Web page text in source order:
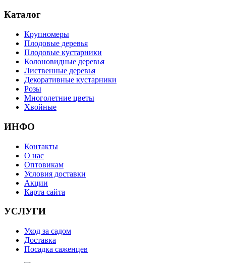
Каталог
Крупномеры
Плодовые деревья
Плодовые кустарники
Колоновидные деревья
Лиственные деревья
Декоративные кустарники
Розы
Многолетние цветы
Хвойные
ИНФО
Контакты
О нас
Оптовикам
Условия доставки
Акции
Карта сайта
УСЛУГИ
Уход за садом
Доставка
Посадка саженцев